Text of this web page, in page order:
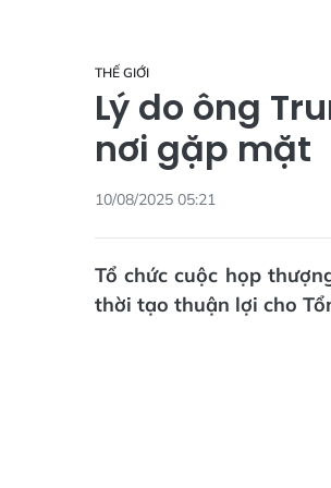
THẾ GIỚI
Lý do ông
nơi gặp mặt
10/08/2025 05:21
Tổ chức cuộc họp
thời tạo thuận lợi cho